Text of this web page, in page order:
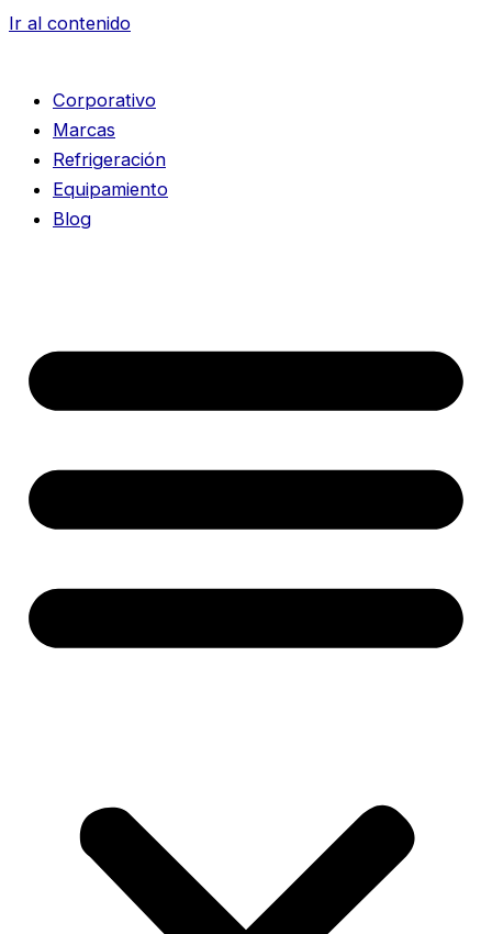
Ir al contenido
Corporativo
Marcas
Refrigeración
Equipamiento
Blog